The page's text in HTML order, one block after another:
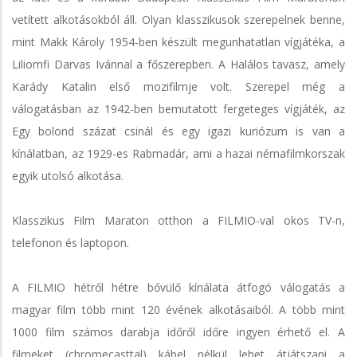
vetített alkotásokból áll. Olyan klasszikusok szerepelnek benne,
mint Makk Károly 1954-ben készült megunhatatlan vígjátéka, a
Liliomfi Darvas Ivánnal a főszerepben. A Halálos tavasz, amely
Karády Katalin első mozifilmje volt. Szerepel még a
válogatásban az 1942-ben bemutatott fergeteges vígjáték, az
Egy bolond százat csinál és egy igazi kuriózum is van a
kínálatban, az 1929-es Rabmadár, ami a hazai némafilmkorszak
egyik utolsó alkotása.
Klasszikus Film Maraton otthon a FILMIO-val okos TV-n,
telefonon és laptopon.
A FILMIO hétről hétre bővülő kínálata átfogó válogatás a
magyar film több mint 120 évének alkotásaiból. A több mint
1000 film számos darabja időről időre ingyen érhető el. A